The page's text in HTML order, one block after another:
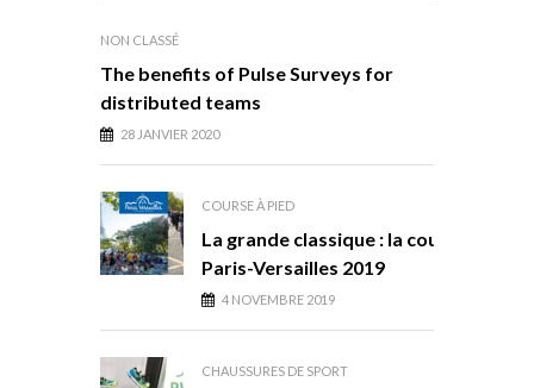
NON CLASSÉ
The benefits of Pulse Surveys for
distributed teams
28 JANVIER 2020
COURSE À PIED
La grande classique : la course
Paris-Versailles 2019
4 NOVEMBRE 2019
CHAUSSURES DE SPORT